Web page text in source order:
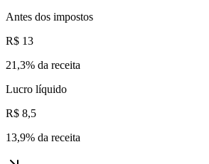
Antes dos impostos
R$ 13
21,3% da receita
Lucro líquido
R$ 8,5
13,9% da receita